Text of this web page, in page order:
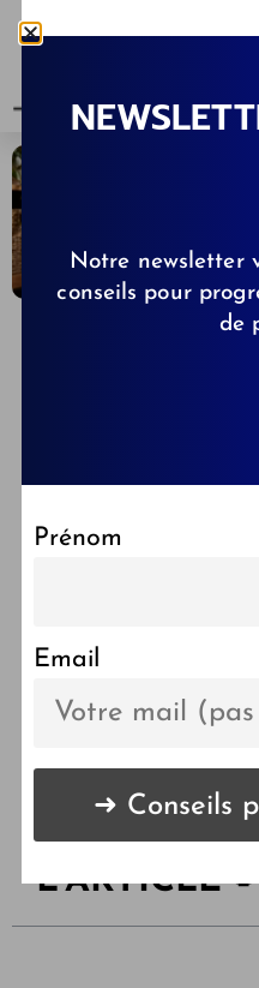
LES
L'ARTICLE
Notre newsletter
conseils pour
de
Prénom
Email